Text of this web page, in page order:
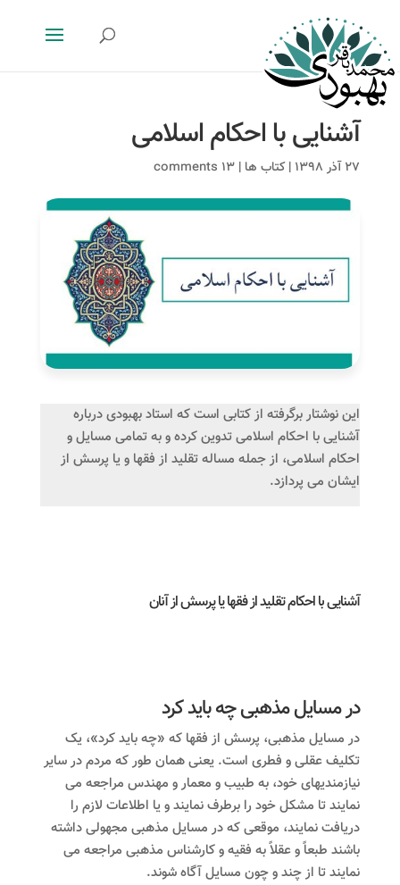
آشنایی با احکام اسلامی
۲۷ آذر ۱۳۹۸ |کتاب ها | ۱۳ comments
این نوشتار برگرفته از کتابی است که استاد بهبودی درباره
آشنایی با احکام اسلامی تدوین کرده و به تمامی مسایل و
احکام اسلامی، از جمله مساله تقلید از فقها و یا پرسش از
ایشان می پردازد.
آشنایی با احکام تقلید از فقها یا پرسش از آنان
در مسایل مذهبی چه باید کرد
در مسایل مذهبی، پرسش از فقها که «چه باید کرد»، یک
تکلیف عقلی و فطری است. یعنی همان طور که مردم در سایر
نیازمندیهای خود، به طبیب و معمار و مهندس مراجعه می
نمایند تا مشکل خود را برطرف نمایند و یا اطلاعات لازم را
دریافت نمایند، موقعی که در مسایل مذهبی مجهولی داشته
باشند طبعاً و عقلاً به فقیه و کارشناس مذهبی مراجعه می
نمایند تا از چند و چون مسایل آگاه شوند.